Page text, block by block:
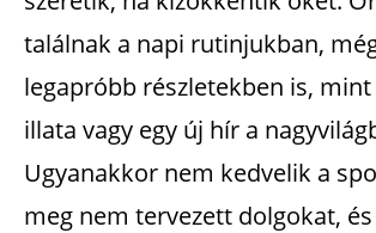
találnak a napi rutinjukban,
legapróbb részletekben is,
illata vagy egy új hír a
Ugyanakkor nem kedvelik a
meg nem tervezett dolgokat,